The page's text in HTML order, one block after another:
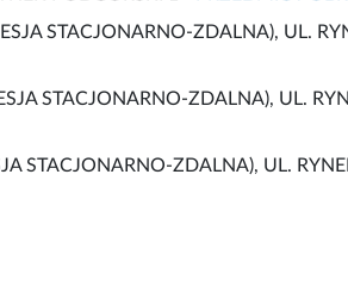
STACJONARNO-ZDALNA), UL.
STACJONARNO-ZDALNA), UL.
STACJONARNO-ZDALNA), UL.